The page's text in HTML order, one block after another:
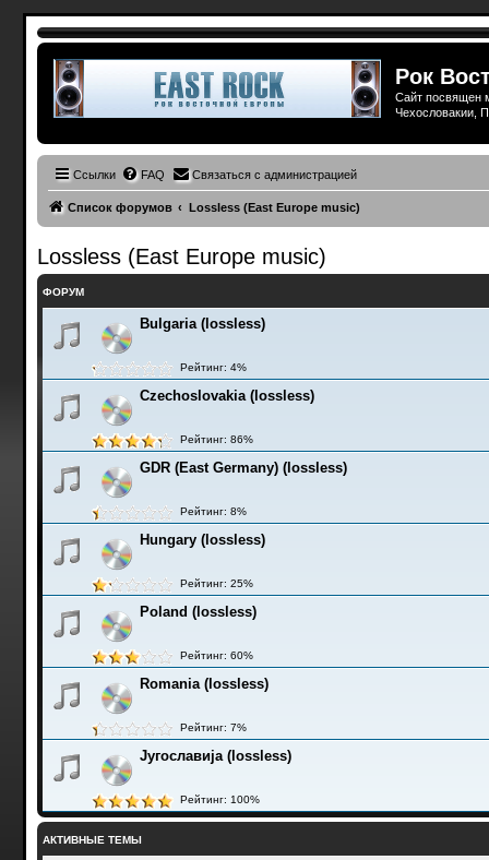
Рок
Сайт посвящен
Чехословакии,
Ссылки FAQ Связаться с администрацией
Список форумов Lossless (East Europe music)
Lossless (East Europe music)
ФОРУМ
Bulgaria (lossless)
Рейтинг: 4%
Czechoslovakia (lossless)
Рейтинг: 86%
GDR (East Germany) (lossless)
Рейтинг: 8%
Hungary (lossless)
Рейтинг: 25%
Poland (lossless)
Рейтинг: 60%
Romania (lossless)
Рейтинг: 7%
Југославија (lossless)
Рейтинг: 100%
АКТИВНЫЕ ТЕМЫ